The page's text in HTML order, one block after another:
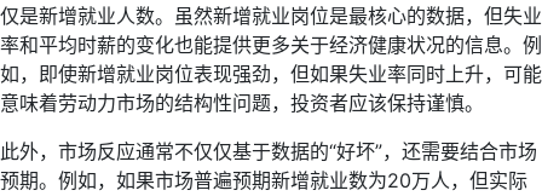
仅是新增就业人数。虽然新增就业岗位是最核心的数据，但失业
率和平均时薪的变化也能提供更多关于经济健康状况的信息。例
如，即使新增就业岗位表现强劲，但如果失业率同时上升，可能
意味着劳动力市场的结构性问题，投资者应该保持谨慎。
此外，市场反应通常不仅仅基于数据的“好坏”，还需要结合市场
预期。例如，如果市场普遍预期新增就业数为20万人，但实际